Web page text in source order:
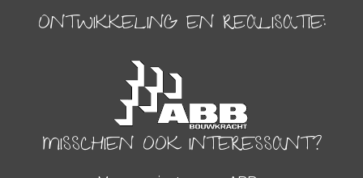
ONTWIKKELING EN REALISATIE:
MISSCHIEN OOK INTERESSANT?